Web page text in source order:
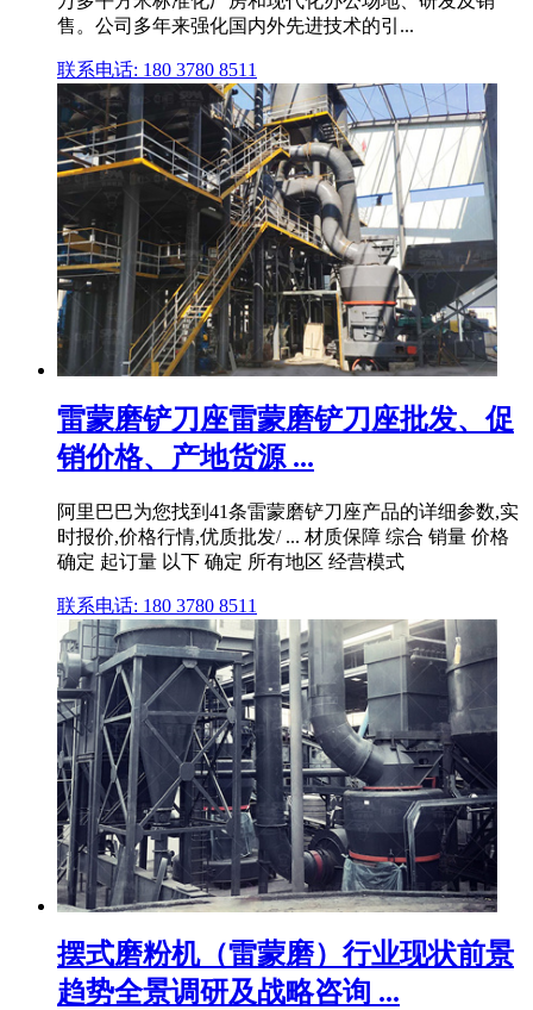
售。公司多年来强化国内外先进技术的引...
联系电话: 180 3780 8511
雷蒙磨铲刀座雷蒙磨铲刀座批发、促
销价格、产地货源 ...
阿里巴巴为您找到41条雷蒙磨铲刀座产品的详细参数,实
时报价,价格行情,优质批发/ ... 材质保障 综合 销量 价格
确定 起订量 以下 确定 所有地区 经营模式
联系电话: 180 3780 8511
摆式磨粉机（雷蒙磨）行业现状前景
趋势全景调研及战略咨询 ...